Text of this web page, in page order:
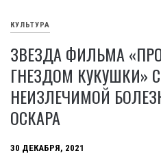
КУЛЬТУРА
ЗВЕЗДА ФИЛЬМА
ГНЕЗДОМ КУКУШКИ»
НЕИЗЛЕЧИМОЙ
ОСКАРА
30 ДЕКАБРЯ, 2021